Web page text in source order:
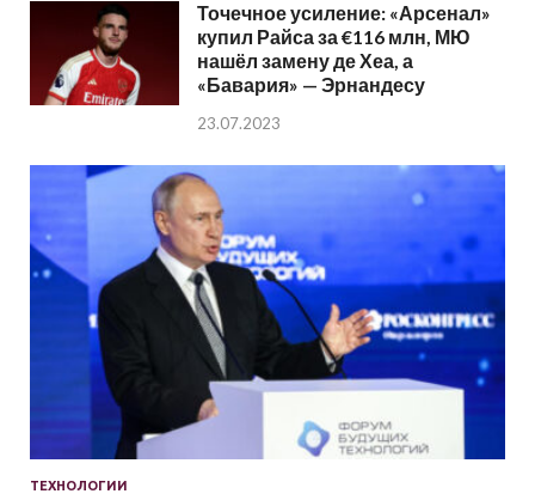
Точечное усиление: «Арсенал»
купил Райса за €116 млн, МЮ
нашёл замену де Хеа, а
«Бавария» — Эрнандесу
23.07.2023
ТЕХНОЛОГИИ